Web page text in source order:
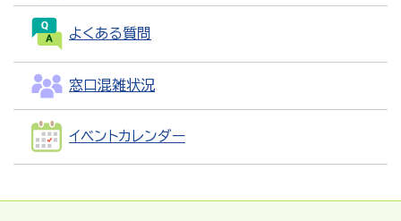
よくある質問
窓口混雑状況
イベントカレンダー